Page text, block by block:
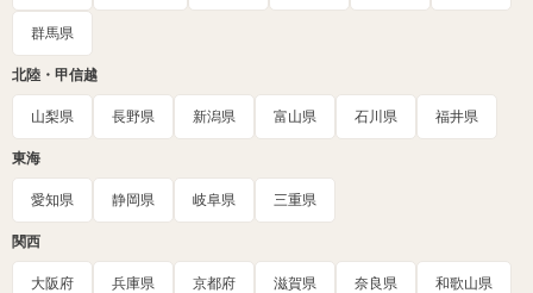
群馬県
北陸・甲信越
山梨県 長野県 新潟県 富山県 石川県 福井県
東海
愛知県 静岡県 岐阜県 三重県
関西
大阪府 兵庫県 京都府 滋賀県 奈良県 和歌山県